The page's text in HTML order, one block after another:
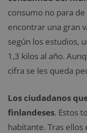
consumo no para
encontrar una gran
según los estudios,
1,3 kilos al año.
cifra se les queda
Los ciudadanos
finlandeses. Estos
habitante. Tras